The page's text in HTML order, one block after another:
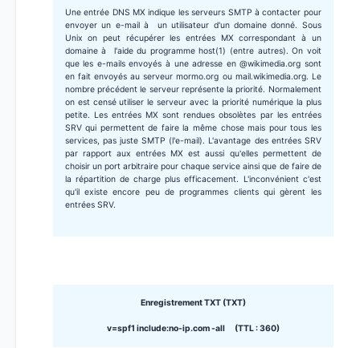
Une entrée DNS MX indique les serveurs SMTP à contacter pour
envoyer un e-mail à un utilisateur d'un domaine donné. Sous
Unix on peut récupérer les entrées MX correspondant à un
domaine à l'aide du programme host(1) (entre autres). On voit
que les e-mails envoyés à une adresse en @wikimedia.org sont
en fait envoyés au serveur mormo.org ou mail.wikimedia.org. Le
nombre précédent le serveur représente la priorité. Normalement
on est censé utiliser le serveur avec la priorité numérique la plus
petite. Les entrées MX sont rendues obsolètes par les entrées
SRV qui permettent de faire la même chose mais pour tous les
services, pas juste SMTP (l'e-mail). L'avantage des entrées SRV
par rapport aux entrées MX est aussi qu'elles permettent de
choisir un port arbitraire pour chaque service ainsi que de faire de
la répartition de charge plus efficacement. L'inconvénient c'est
qu'il existe encore peu de programmes clients qui gèrent les
entrées SRV.
Enregistrement TXT (TXT)
v=spf1 include:no-ip.com -all (TTL : 360)